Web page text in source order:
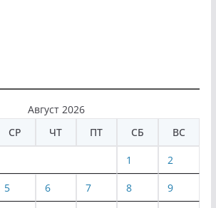
Август 2026
СР ЧТ ПТ СБ ВС
1 2
5 6 7 8 9